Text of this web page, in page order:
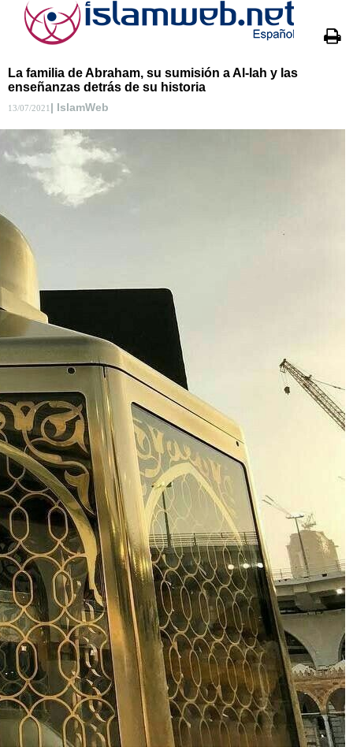
La familia de Abraham, su sumisión a Al-lah y las
enseñanzas detrás de su historia
13/07/2021 | IslamWeb